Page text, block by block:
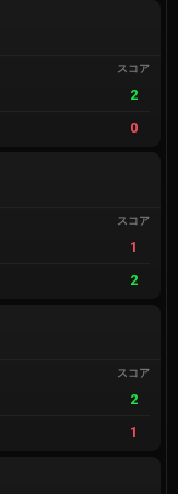
スコア
2
0
スコア
1
2
スコア
2
1